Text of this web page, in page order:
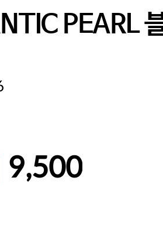
PEARL
9,500